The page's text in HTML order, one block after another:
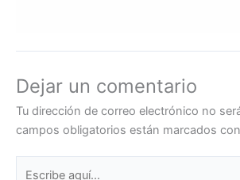
Dejar un comentario
Tu dirección de correo electrónico no
campos obligatorios están marcados con